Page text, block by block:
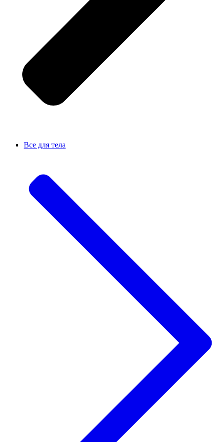
Все для тела